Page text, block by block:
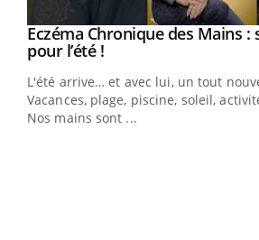
Youtube
Eczéma Chronique des Mains :
pour l’été !Youtube
L'été arrive… et avec lui, un tout
Vacances, plage, piscine, soleil,
Nos mains sont ...